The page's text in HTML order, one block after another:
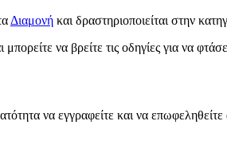
Διαμονή και δραστηριοποιείται στην
μπορείτε να βρείτε τις οδηγίες για να
να εγγραφείτε και να